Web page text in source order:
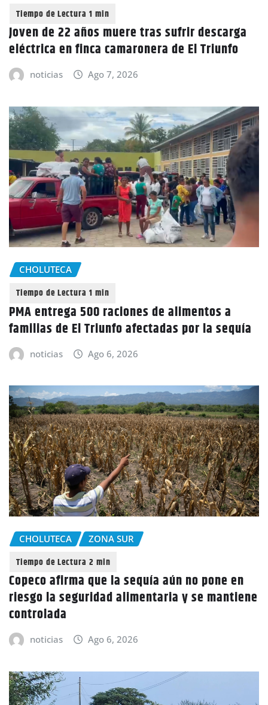
Joven de 22 años muere tras sufrir descarga
eléctrica en finca camaronera de El Triunfo
noticias Ago 7, 2026
CHOLUTECA
PMA entrega 500 raciones de alimentos a
familias de El Triunfo afectadas por la sequía
noticias Ago 6, 2026
CHOLUTECA ZONA SUR
Copeco afirma que la sequía aún no pone en
riesgo la seguridad alimentaria y se mantiene
controlada
noticias Ago 6, 2026